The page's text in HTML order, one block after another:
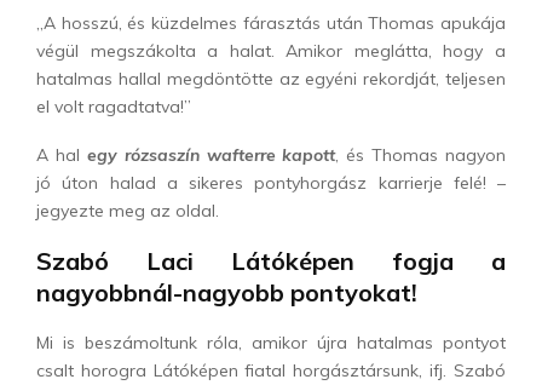
„A hosszú, és küzdelmes fárasztás után Thomas apukája
végül megszákolta a halat. Amikor meglátta, hogy a
hatalmas hallal megdöntötte az egyéni rekordját, teljesen
el volt ragadtatva!”
A hal egy rózsaszín wafterre kapott, és Thomas nagyon
jó úton halad a sikeres pontyhorgász karrierje felé! –
jegyezte meg az oldal.
Szabó Laci Látóképen fogja a
nagyobbnál-nagyobb pontyokat!
Mi is beszámoltunk róla, amikor újra hatalmas pontyot
csalt horogra Látóképen fiatal horgásztársunk, ifj. Szabó